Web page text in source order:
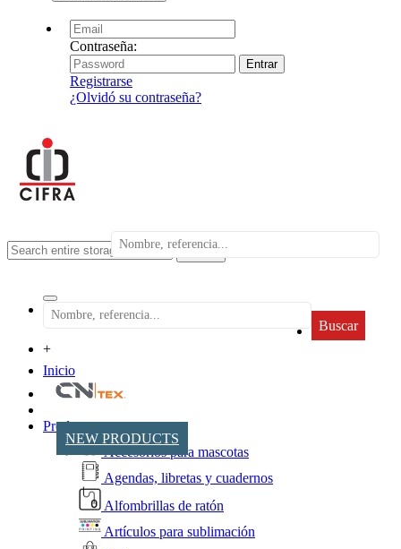
Contraseña:
Registrarse
¿Olvidó su contraseña?
search
Buscar
+
Inicio
NEW PRODUCTS
Productos
Accesorios para mascotas
Agendas, libretas y cuadernos
Alfombrillas de ratón
Artículos para sublimación